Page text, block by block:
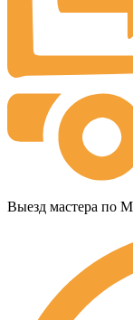
Выезд мастера по